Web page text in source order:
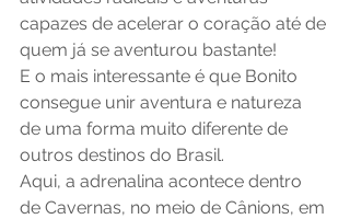
capazes de acelerar o coração até de
quem já se aventurou bastante!
E o mais interessante é que Bonito
consegue unir aventura e natureza
de uma forma muito diferente de
outros destinos do Brasil.
Aqui, a adrenalina acontece dentro
de Cavernas, no meio de Cânions, em